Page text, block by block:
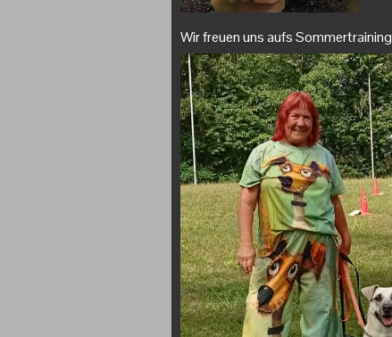
Wir freuen uns aufs Sommertraining